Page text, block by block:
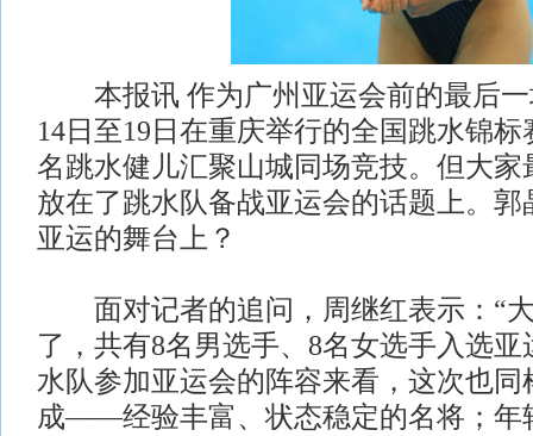
本报讯 作为广州亚运会前的最后一
14日至19日在重庆举行的全国跳水锦标
名跳水健儿汇聚山城同场竞技。但大家
放在了跳水队备战亚运会的话题上。郭
亚运的舞台上？
面对记者的追问，周继红表示：“大
了，共有8名男选手、8名女选手入选
水队参加亚运会的阵容来看，这次也同
成——经验丰富、状态稳定的名将；年